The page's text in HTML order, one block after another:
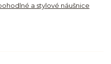
a stylové náušnice